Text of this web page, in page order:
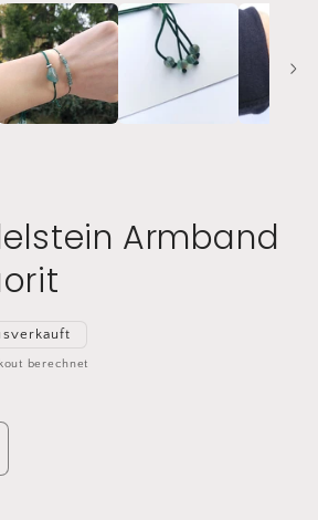
Armband
berechnet